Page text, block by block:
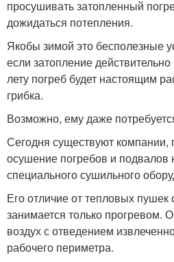
просушивать затопленный
дожидаться потепления.
Якобы зимой это бесполезные
если затопление
лету погреб будет настоящим
грибка.
Возможно, ему даже
Сегодня существуют
осушение погребов и
специального сушильного
Его отличие от тепловых пушек
занимается только прогревом.
воздух с отведением
рабочего периметра.